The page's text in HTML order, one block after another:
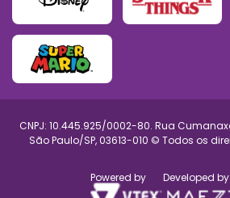
CNPJ: 10.445.925/0002-80. Rua
São Paulo/SP, 03613-010 © Todos os
Powered by Developed by